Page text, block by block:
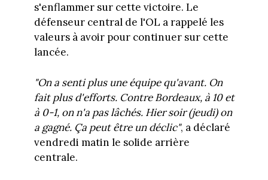
s'enflammer sur cette victoire. Le
défenseur central de l'OL a rappelé les
valeurs à avoir pour continuer sur cette
lancée.
"On a senti plus une équipe qu'avant. On
fait plus d'efforts. Contre Bordeaux, à 10 et
à 0-1, on n'a pas lâchés. Hier soir (jeudi) on
a gagné. Ça peut être un déclic", a déclaré
vendredi matin le solide arrière
centrale.